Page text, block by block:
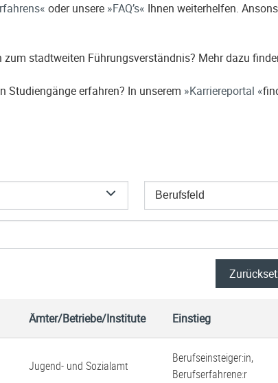
oder unsere FAQ’s Ihnen weiterhelfen.
stadtweiten Führungsverständnis? Mehr dazu
Studiengänge erfahren? In unserem Karriereportal
Berufsfeld
Ämter/Betriebe/Institute Einstieg
Jugend- und Sozialamt
Berufseinsteiger:in,
Berufserfahrene:r